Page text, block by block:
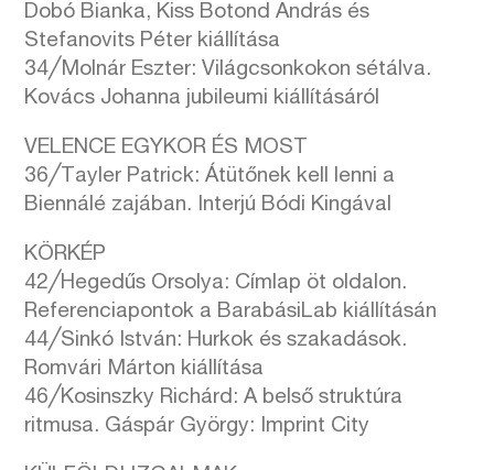
Dobó Bianka, Kiss Botond András és
Stefanovits Péter kiállítása
34╱Molnár Eszter: Világcsonkokon sétálva.
Kovács Johanna jubileumi kiállításáról
VELENCE EGYKOR ÉS MOST
36╱Tayler Patrick: Átütőnek kell lenni a
Biennálé zajában. Interjú Bódi Kingával
KÖRKÉP
42╱Hegedűs Orsolya: Címlap öt oldalon.
Referenciapontok a BarabásiLab kiállításán
44╱Sinkó István: Hurkok és szakadások.
Romvári Márton kiállítása
46╱Kosinszky Richárd: A belső struktúra
ritmusa. Gáspár György: Imprint City